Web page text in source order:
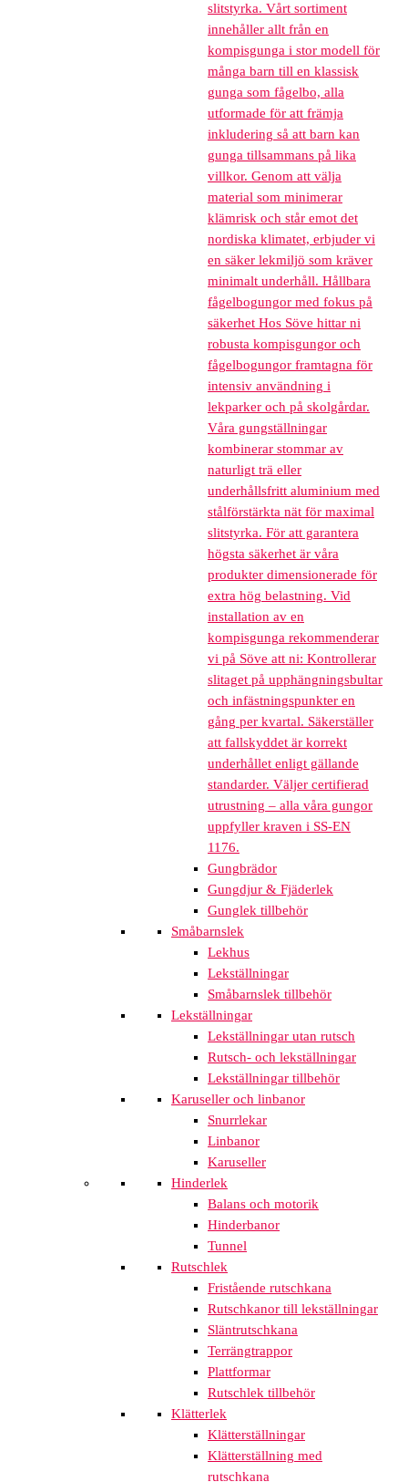
slitstyrka. Vårt sortiment
innehåller allt från en
kompisgunga i stor modell för
många barn till en klassisk
gunga som fågelbo, alla
utformade för att främja
inkludering så att barn kan
gunga tillsammans på lika
villkor. Genom att välja
material som minimerar
klämrisk och står emot det
nordiska klimatet, erbjuder vi
en säker lekmiljö som kräver
minimalt underhåll. Hållbara
fågelbogungor med fokus på
säkerhet Hos Söve hittar ni
robusta kompisgungor och
fågelbogungor framtagna för
intensiv användning i
lekparker och på skolgårdar.
Våra gungställningar
kombinerar stommar av
naturligt trä eller
underhållsfritt aluminium med
stålförstärkta nät för maximal
slitstyrka. För att garantera
högsta säkerhet är våra
produkter dimensionerade för
extra hög belastning. Vid
installation av en
kompisgunga rekommenderar
vi på Söve att ni: Kontrollerar
slitaget på upphängningsbultar
och infästningspunkter en
gång per kvartal. Säkerställer
att fallskyddet är korrekt
underhållet enligt gällande
standarder. Väljer certifierad
utrustning – alla våra gungor
uppfyller kraven i SS-EN
1176.
Gungbrädor
Gungdjur & Fjäderlek
Gunglek tillbehör
Småbarnslek
Lekhus
Lekställningar
Småbarnslek tillbehör
Lekställningar
Lekställningar utan rutsch
Rutsch- och lekställningar
Lekställningar tillbehör
Karuseller och linbanor
Snurrlekar
Linbanor
Karuseller
Hinderlek
Balans och motorik
Hinderbanor
Tunnel
Rutschlek
Fristående rutschkana
Rutschkanor till lekställningar
Släntrutschkana
Terrängtrappor
Plattformar
Rutschlek tillbehör
Klätterlek
Klätterställningar
Klätterställning med
rutschkana